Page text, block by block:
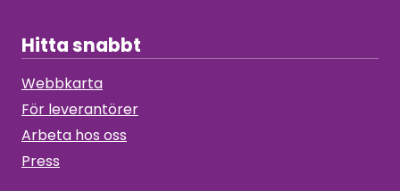
Hitta snabbt
Webbkarta
För leverantörer
Arbeta hos oss
Press